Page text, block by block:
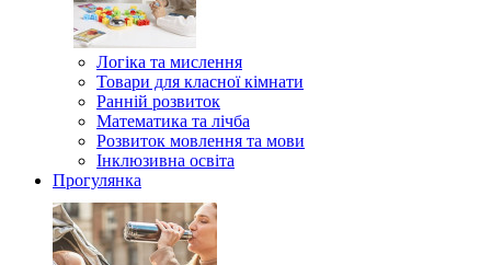
Логіка та мислення
Товари для класної кімнати
Ранній розвиток
Математика та лічба
Розвиток мовлення та мови
Інклюзивна освіта
Прогулянка